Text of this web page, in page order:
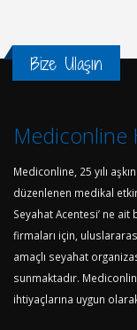
Bize Ulaşın
Mediconline
Mediconline, 25 yılı
düzenlenen medikal
Seyahat Acentesi’ ne
firmaları için,
amaçlı seyahat
sunmaktadır.
ihtiyaçlarına uygun